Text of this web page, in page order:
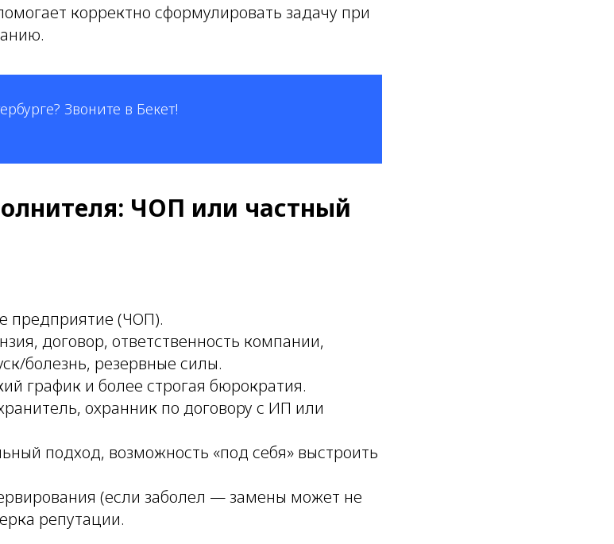
корректно сформулировать задачу при
Звоните в Бекет!
ЧОП или частный
предприятие (ЧОП).
договор, ответственность компании,
болезнь, резервные силы.
график и более строгая бюрократия.
охранник по договору с ИП или
подход, возможность «под себя» выстроить
(если заболел — замены может не
репутации.